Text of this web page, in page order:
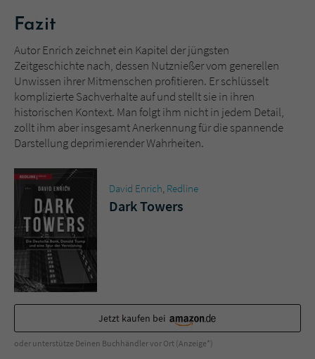
Fazit
Autor Enrich zeichnet ein Kapitel der jüngsten
Zeitgeschichte nach, dessen Nutznießer vom generellen
Unwissen ihrer Mitmenschen profitieren. Er schlüsselt
komplizierte Sachverhalte auf und stellt sie in ihren
historischen Kontext. Man folgt ihm nicht in jedem Detail,
zollt ihm aber insgesamt Anerkennung für die spannende
Darstellung deprimierender Wahrheiten.
David Enrich, Redline
Dark Towers
Jetzt kaufen bei
oder unterstütze Deinen Buchhändler vor Ort (Anzeige*)